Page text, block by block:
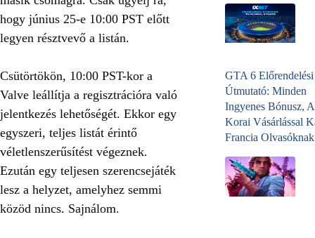
hogy június 25-e 10:00 PST előtt
legyen résztvevő a listán.
Csütörtökön, 10:00 PST-kor a
Valve leállítja a regisztrációra való
jelentkezés lehetőségét. Ekkor egy
egyszeri, teljes listát érintő
véletlenszerűsítést végeznek.
Ezután egy teljesen szerencsejáték
lesz a helyzet, amelyhez semmi
közöd nincs. Sajnálom.
GTA 6 Előrendelési
Útmutató: Minden
Ingyenes Bónusz,
Korai Vásárlással
Francia Olvasóknak